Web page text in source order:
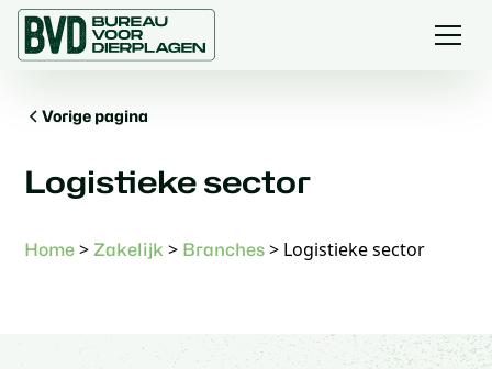
Vorige pagina
Logistieke sector
Home >Zakelijk > Branches > Logistieke sector